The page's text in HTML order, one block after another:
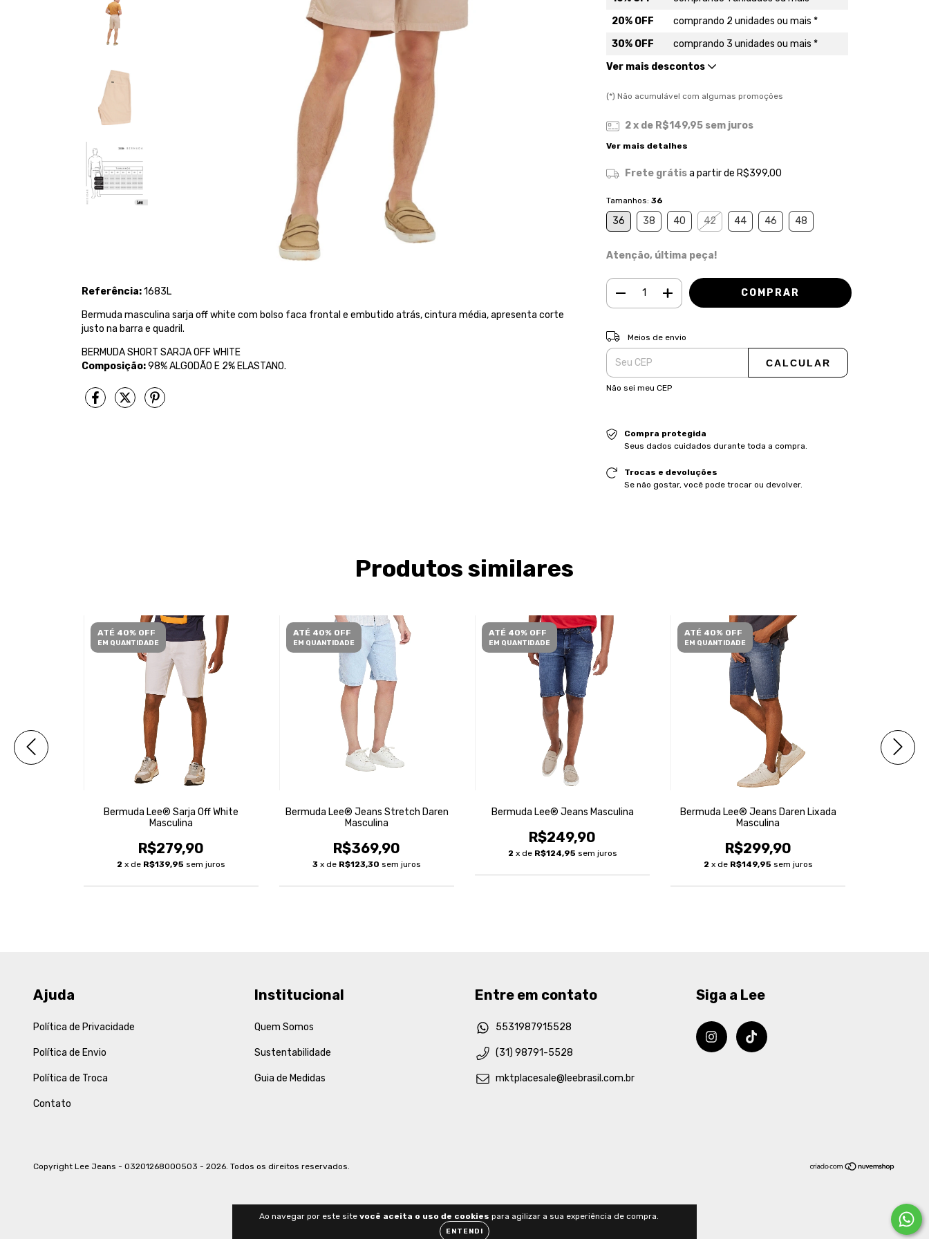
Ao navegar por este site você aceita o uso de cookies para agilizar a sua experiência de compra.
ENTENDI
Referência:1683L
Bermuda masculina sarja off white com bolso faca frontal e embutido atrás, cintura média, apresenta corte
justo na barra e quadril.
BERMUDA SHORT SARJA OFF WHITE
Composição:98% ALGODÃO E 2% ELASTANO.
20% OFF
comprando 2 unidades ou mais *
30% OFF
comprando 3 unidades ou mais *
Ver mais descontos
(*) Não acumulável com algumas promoções
2x de R$149,95 sem juros
Ver mais detalhes
Frete grátisa partir de R$399,00
Tamanhos: 36
36 38 40 42 44 46 48
Atenção, última peça!
Entregas para o CEP:
Meios de envio
CALCULAR
Não sei meu CEP
Compra protegida
Seus dados cuidados durante toda a compra.
Trocas e devoluções
Se não gostar, você pode trocar ou devolver.
Produtos similares
ATÉ 40% OFF
EM QUANTIDADE
Bermuda Lee® Sarja Off White
Masculina
R$279,90
2 x de R$139,95 sem juros
ATÉ 40% OFF
EM QUANTIDADE
Bermuda Lee® Jeans Stretch Daren
Masculina
R$369,90
3 x de R$123,30 sem juros
ATÉ 40% OFF
EM QUANTIDADE
Bermuda Lee® Jeans Masculina
R$249,90
2 x de R$124,95 sem juros
ATÉ 40% OFF
EM QUANTIDADE
Bermuda Lee® Jeans Daren Lixada
Masculina
R$299,90
2 x de R$149,95 sem juros
Ajuda
Política de Privacidade
Política de Envio
Política de Troca
Contato
Institucional
Quem Somos
Sustentabilidade
Guia de Medidas
Entre em contato
5531987915528
(31) 98791-5528
mktplacesale@leebrasil.com.br
Siga a Lee
Copyright Lee Jeans - 03201268000503 - 2026. Todos os direitos reservados.